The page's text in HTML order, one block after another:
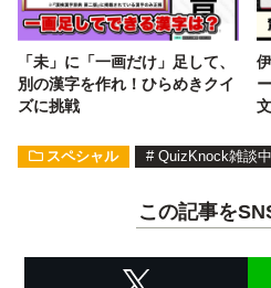
「未」に「一画だけ」足して、
別の漢字を作れ！ひらめきクイ
ズに挑戦
スペシャル # QuizKnock雑談中
この記事を